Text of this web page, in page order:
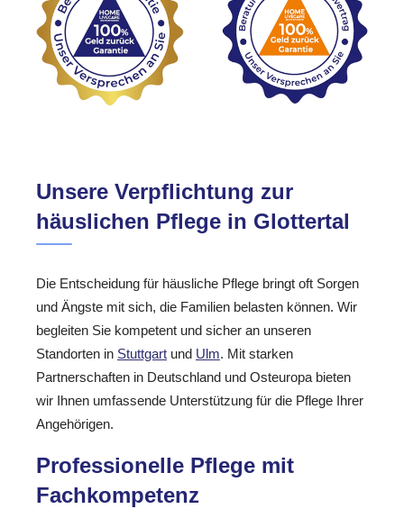
Unsere Verpflichtung zur
häuslichen Pflege in Glottertal
Die Entscheidung für häusliche Pflege bringt oft Sorgen
und Ängste mit sich, die Familien belasten können. Wir
begleiten Sie kompetent und sicher an unseren
Standorten in Stuttgart und Ulm. Mit starken
Partnerschaften in Deutschland und Osteuropa bieten
wir Ihnen umfassende Unterstützung für die Pflege Ihrer
Angehörigen.
Professionelle Pflege mit
Fachkompetenz